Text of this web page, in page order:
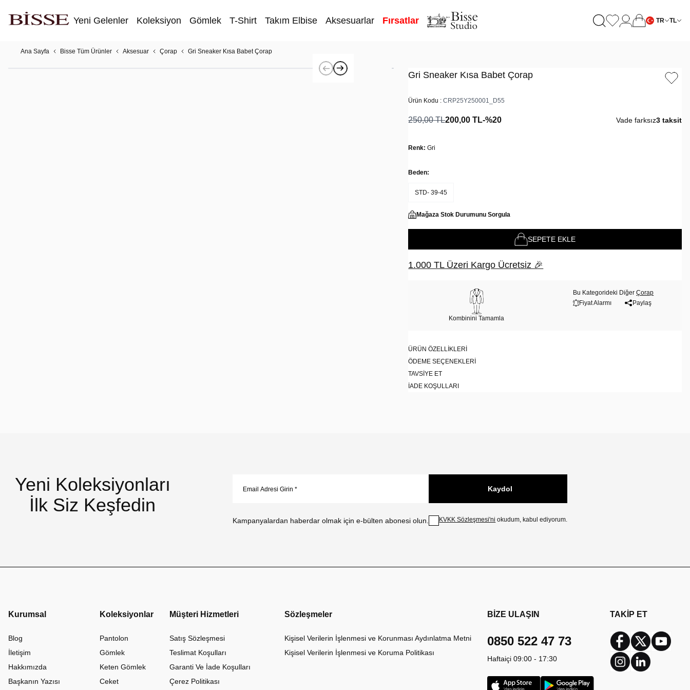
Yeni Gelenler Koleksiyon Gömlek T-Shirt Takım Elbise Aksesuarlar Fırsatlar TR TL
Ana Sayfa Bisse Tüm Ürünler Aksesuar Çorap Gri Sneaker Kısa Babet Çorap
Gri Sneaker Kısa Babet Çorap
Ürün Kodu :CRP25Y250001_D55
250,00TL200,00 TL-%20 Vade farksız3 taksit
Renk:Gri
Beden:
STD- 39-45
Mağaza Stok Durumunu Sorgula
SEPETE EKLE
1.000 TL Üzeri Kargo Ücretsiz 🎉
Kombinini Tamamla
Bu Kategorideki DiğerÇorap
Fiyat Alarmı
Paylaş
ÜRÜN ÖZELLIKLERI
ÖDEME SEÇENEKLERI
TAVSIYE ET
İADE KOŞULLARI
Yeni Koleksiyonları
İlk Siz Keşfedin
Kampanyalardan haberdar olmak için e-bülten abonesi olun.
Kaydol
KVKK Sözleşmesi'ni okudum, kabul ediyorum.
Kurumsal
Blog
İletişim
Hakkımızda
Başkanın Yazısı
Koleksiyonlar
Pantolon
Gömlek
Keten Gömlek
Ceket
Müşteri Hizmetleri
Satış Sözleşmesi
Teslimat Koşulları
Garanti Ve İade Koşulları
Çerez Politikası
Sözleşmeler
Kişisel Verilerin İşlenmesi ve Korunması Aydınlatma Metni
Kişisel Verilerin İşlenmesi ve Koruma Politikası
BİZE ULAŞIN
0850 522 47 73
Haftaiçi 09:00 - 17:30
TAKİP ET
Facebook
Twitter
InstagramLinkedin